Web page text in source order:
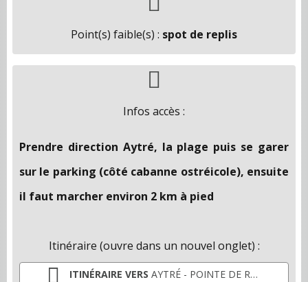
Point(s) faible(s) : spot de replis
Infos accès :
Prendre direction Aytré, la plage puis se garer
sur le parking (côté cabanne ostréicole), ensuite
il faut marcher environ 2 km à pied
Itinéraire (ouvre dans un nouvel onglet) :
ITINÉRAIRE VERS AYTRÉ - POINTE DE ROUX (17)